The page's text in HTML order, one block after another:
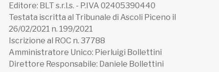
Editore: BLT s.r.l.s. - P.IVA 02405390440
Testata iscritta al Tribunale di Ascoli Piceno il
26/02/2021 n. 199/2021
Iscrizione al ROC n. 37788
Amministratore Unico: Pierluigi Bollettini
Direttore Responsabile: Daniele Bollettini